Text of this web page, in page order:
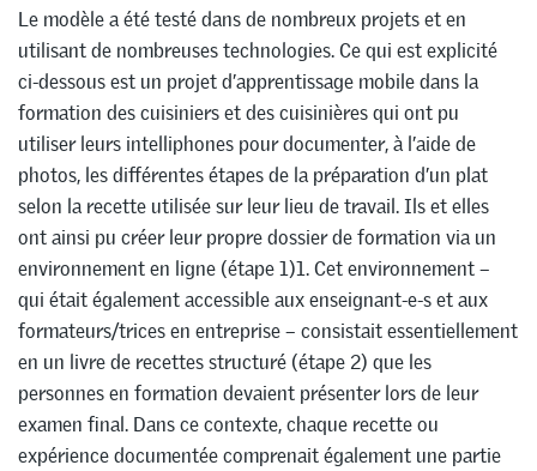
Le modèle a été testé dans de nombreux projets et en
utilisant de nombreuses technologies. Ce qui est explicité
ci-dessous est un projet d’apprentissage mobile dans la
formation des cuisiniers et des cuisinières qui ont pu
utiliser leurs intelliphones pour documenter, à l’aide de
photos, les différentes étapes de la préparation d’un plat
selon la recette utilisée sur leur lieu de travail. Ils et elles
ont ainsi pu créer leur propre dossier de formation via un
environnement en ligne (étape 1)1. Cet environnement –
qui était également accessible aux enseignant-e-s et aux
formateurs/trices en entreprise – consistait essentiellement
en un livre de recettes structuré (étape 2) que les
personnes en formation devaient présenter lors de leur
examen final. Dans ce contexte, chaque recette ou
expérience documentée comprenait également une partie